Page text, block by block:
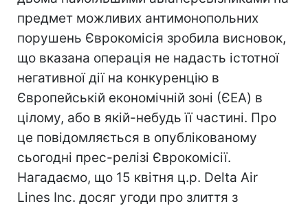
предмет можливих антимонопольних
порушень Єврокомісія зробила висновок,
що вказана операція не надасть істотної
негативної дії на конкуренцію в
Європейській економічній зоні (ЄEA) в
цілому, або в якій-небудь її частині. Про
це повідомляється в опублікованому
сьогодні прес-релізі Єврокомісії.
Нагадаємо, що 15 квітня ц.р. Delta Air
Lines Inc. досяг угоди про злиття з